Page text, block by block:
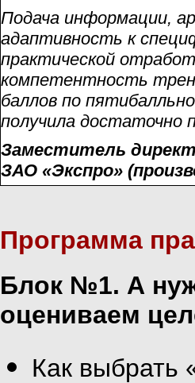
Подача информации,
адаптивность к
практической
компетентность
баллов по
получила достаточно
Заместитель
ЗАО «Экспро»
Программа
Блок №1. А
оцениваем
Как выбрать